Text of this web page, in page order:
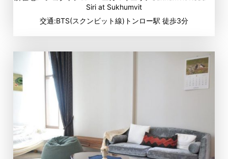
Siri at Sukhumvit
交通:BTS(スクンビット線)トンロー駅 徒歩3分